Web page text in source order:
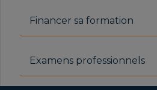
Financer sa formation
Examens professionnels